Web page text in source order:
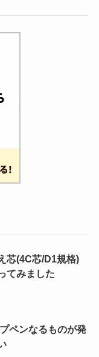
芯(4C芯/D1規格)
てみました
ペンなるものが発